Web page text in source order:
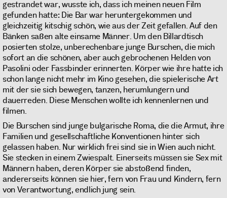
gestrandet war, wusste ich, dass ich meinen neuen Film
gefunden hatte: Die Bar war heruntergekommen und
gleichzeitig kitschig schön, wie aus der Zeit gefallen. Auf den
Bänken saßen alte einsame Männer. Um den Billardtisch
posierten stolze, unberechenbare junge Burschen, die mich
sofort an die schönen, aber auch gebrochenen Helden von
Pasolini oder Fassbinder erinnerten. Körper wie ihre hatte ich
schon lange nicht mehr im Kino gesehen, die spielerische Art
mit der sie sich bewegen, tanzen, herumlungern und
dauerreden. Diese Menschen wollte ich kennenlernen und
filmen.
Die Burschen sind junge bulgarische Roma, die die Armut, ihre
Familien und gesellschaftliche Konventionen hinter sich
gelassen haben. Nur wirklich frei sind sie in Wien auch nicht.
Sie stecken in einem Zwiespalt. Einerseits müssen sie Sex mit
Männern haben, deren Körper sie abstoßend finden,
andererseits können sie hier, fern von Frau und Kindern, fern
von Verantwortung, endlich jung sein.